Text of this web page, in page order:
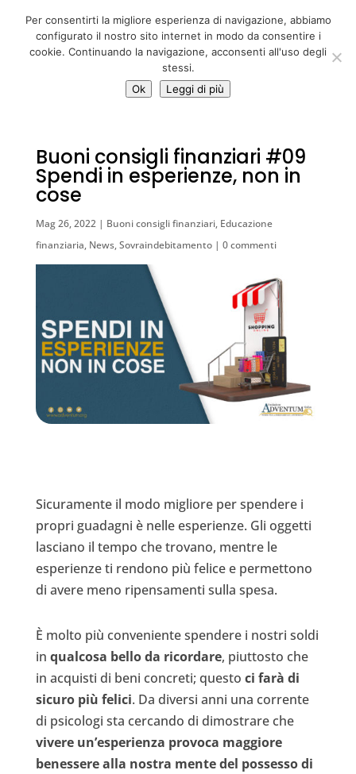
06 39725888
info@adventum.org
Buoni consigli finanziari #09
Spendi in esperienze, non in
cose
Mag 26, 2022| Buoni consigli finanziari, Educazione
finanziaria, News,Sovraindebitamento| 0 commenti
Sicuramente il modo migliore per spendere i
propri guadagni è nelle esperienze. Gli oggetti
lasciano il tempo che trovano, mentre le
esperienze ti rendono più felice e permettono
di avere meno ripensamenti sulla spesa.
È molto più conveniente spendere i nostri soldi
in qualcosa bello da ricordare, piuttosto che
in acquisti di beni concreti; questo ci farà di
sicuro più felici. Da diversi anni una corrente
di psicologi sta cercando di dimostrare che
vivere un’esperienza provoca maggiore
benessere alla nostra mente del possesso di
Per consentirti la migliore esperienza di navigazione, abbiamo
configurato il nostro sito internet in modo da consentire i
cookie. Continuando la navigazione, acconsenti all'uso degli
stessi.
Ok
Leggi di più